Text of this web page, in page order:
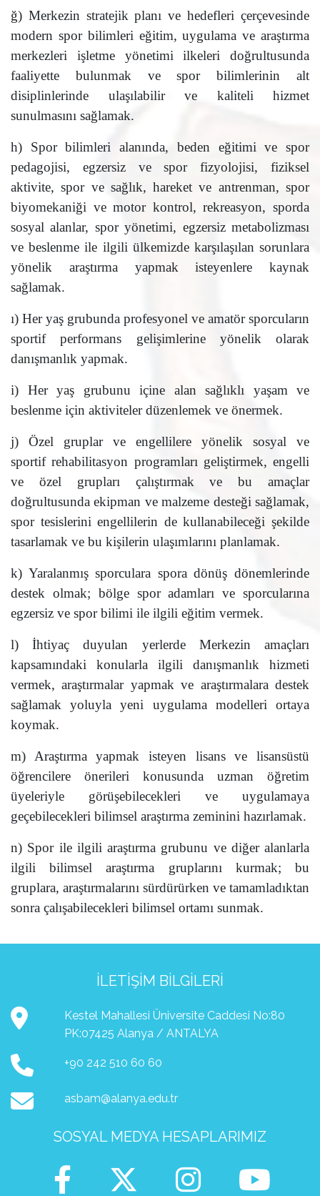
ğ) Merkezin stratejik planı ve hedefleri çerçevesinde
modern spor bilimleri eğitim, uygulama ve araştırma
merkezleri işletme yönetimi ilkeleri doğrultusunda
faaliyette bulunmak ve spor bilimlerinin alt
disiplinlerinde ulaşılabilir ve kaliteli hizmet
sunulmasını sağlamak.
h) Spor bilimleri alanında, beden eğitimi ve spor
pedagojisi, egzersiz ve spor fizyolojisi, fiziksel
aktivite, spor ve sağlık, hareket ve antrenman, spor
biyomekaniği ve motor kontrol, rekreasyon, sporda
sosyal alanlar, spor yönetimi, egzersiz metabolizması
ve beslenme ile ilgili ülkemizde karşılaşılan sorunlara
yönelik araştırma yapmak isteyenlere kaynak
sağlamak.
ı) Her yaş grubunda profesyonel ve amatör sporcuların
sportif performans gelişimlerine yönelik olarak
danışmanlık yapmak.
i) Her yaş grubunu içine alan sağlıklı yaşam ve
beslenme için aktiviteler düzenlemek ve önermek.
j) Özel gruplar ve engellilere yönelik sosyal ve
sportif rehabilitasyon programları geliştirmek, engelli
ve özel grupları çalıştırmak ve bu amaçlar
doğrultusunda ekipman ve malzeme desteği sağlamak,
spor tesislerini engellilerin de kullanabileceği şekilde
tasarlamak ve bu kişilerin ulaşımlarını planlamak.
k) Yaralanmış sporculara spora dönüş dönemlerinde
destek olmak; bölge spor adamları ve sporcularına
egzersiz ve spor bilimi ile ilgili eğitim vermek.
l) İhtiyaç duyulan yerlerde Merkezin amaçları
kapsamındaki konularla ilgili danışmanlık hizmeti
vermek, araştırmalar yapmak ve araştırmalara destek
sağlamak yoluyla yeni uygulama modelleri ortaya
koymak.
m) Araştırma yapmak isteyen lisans ve lisansüstü
öğrencilere önerileri konusunda uzman öğretim
üyeleriyle görüşebilecekleri ve uygulamaya
geçebilecekleri bilimsel araştırma zeminini hazırlamak.
n) Spor ile ilgili araştırma grubunu ve diğer alanlarla
ilgili bilimsel araştırma gruplarını kurmak; bu
gruplara, araştırmalarını sürdürürken ve tamamladıktan
sonra çalışabilecekleri bilimsel ortamı sunmak.
İLETIŞIM BILGILERI
Kestel Mahallesi Üniversite Caddesi No:80
PK:07425 Alanya / ANTALYA
+90 242 510 60 60
asbam@alanya.edu.tr
SOSYAL MEDYA HESAPLARIMIZ